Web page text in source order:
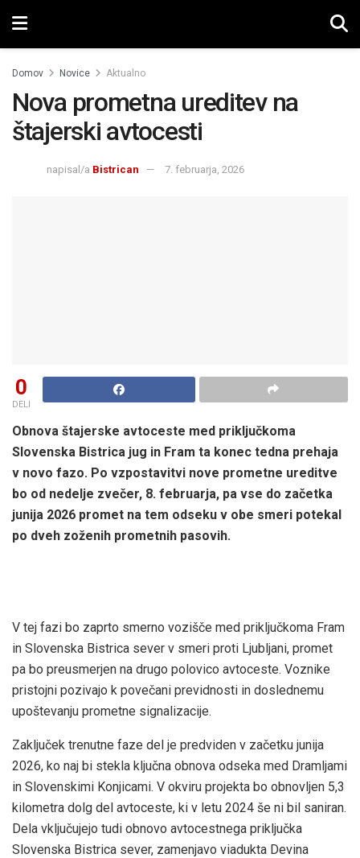
Domov Novice Aktualno
Nova prometna ureditev na
štajerski avtocesti
napisal/a Bistrican 7. februarja, 2026
0
DELI
Obnova štajerske avtoceste med priključkoma
Slovenska Bistrica jug in Fram ta konec tedna prehaja
v novo fazo. Po vzpostavitvi nove prometne ureditve
bo od nedelje zvečer, 8. februarja, pa vse do začetka
junija 2026 promet na tem odseku v obe smeri potekal
po dveh zoženih prometnih pasovih.
V tej fazi bo zaprto smerno vozišče med priključkoma Fram
in Slovenska Bistrica sever v smeri proti Ljubljani, promet
pa bo preusmerjen na drugo polovico avtoceste. Voznike
pristojni pozivajo k povečani previdnosti in doslednemu
upoštevanju prometne signalizacije.
Zaključek trenutne faze del je predviden v začetku junija
2026, ko naj bi stekla ključna obnova odseka med Dramljami
in Slovenskimi Konjicami. V okviru projekta bo obnovljen 5,3
kilometra dolg del avtoceste, ki v letu 2024 še ni bil saniran.
Dela vključujejo tudi obnovo avtocestnega priključka
Slovenska Bistrica sever, zamenjavo viadukta Devina